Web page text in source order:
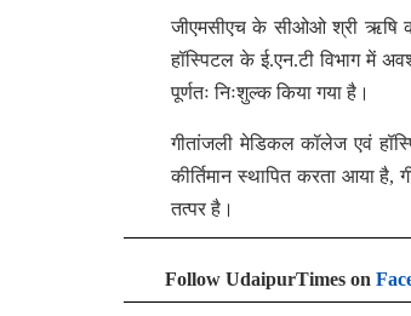
जीएमसीएच के सीओओ श्री ऋषि
हॉस्पिटल के ई.एन.टी विभाग में
पूर्णतः निःशुल्क किया गया है।
गीतांजली मेडिकल कॉलेज एवं
कीर्तिमान स्थापित करता आया
तत्पर है।
Follow UdaipurTimes on